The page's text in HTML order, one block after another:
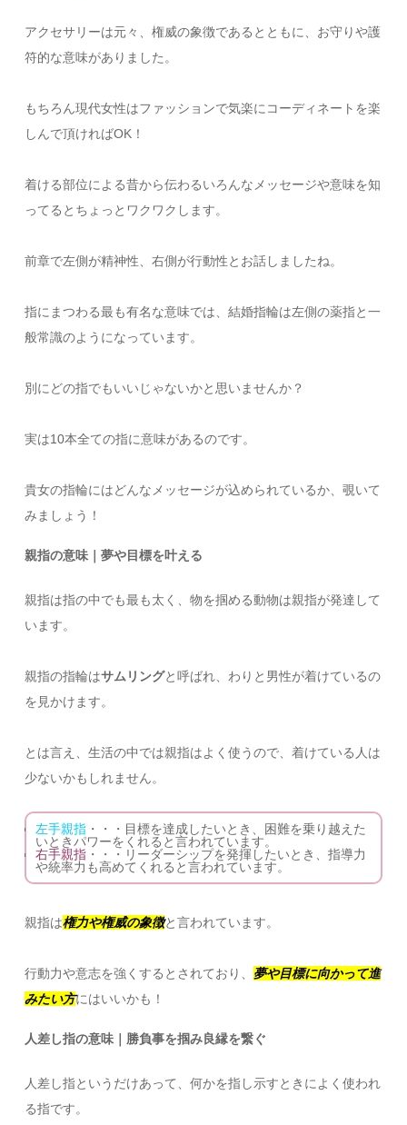
アクセサリーは元々、権威の象徴であるとともに、お守りや護
符的な意味がありました。
もちろん現代女性はファッションで気楽にコーディネートを楽
しんで頂ければOK！
着ける部位による昔から伝わるいろんなメッセージや意味を知
ってるとちょっとワクワクします。
前章で左側が精神性、右側が行動性とお話しましたね。
指にまつわる最も有名な意味では、結婚指輪は左側の薬指と一
般常識のようになっています。
別にどの指でもいいじゃないかと思いませんか？
実は10本全ての指に意味があるのです。
貴女の指輪にはどんなメッセージが込められているか、覗いて
みましょう！
親指の意味｜夢や目標を叶える
親指は指の中でも最も太く、物を掴める動物は親指が発達して
います。
親指の指輪はサムリングと呼ばれ、わりと男性が着けているの
を見かけます。
とは言え、生活の中では親指はよく使うので、着けている人は
少ないかもしれません。
左手親指 ・・・目標を達成したいとき、困難を乗り越えた
いときパワーをくれると言われています。
右手親指 ・・・リーダーシップを発揮したいとき、指導力
や統率力も高めてくれると言われています。
親指は権力や権威の象徴と言われています。
行動力や意志を強くするとされており、 夢や目標に向かって進
みたい方にはいいかも！
人差し指の意味｜勝負事を掴み良縁を繋ぐ
人差し指というだけあって、何かを指し示すときによく使われ
る指です。